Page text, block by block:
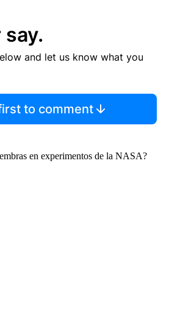
say.
and let us know what you
to comment
en experimentos de la NASA?